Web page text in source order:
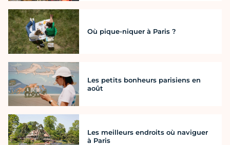
Où pique-niquer à Paris ?
Les petits bonheurs parisiens en
août
Les meilleurs endroits où naviguer
à Paris